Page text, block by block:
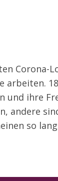
Corona-
arbeiten.
und ihre
andere
so